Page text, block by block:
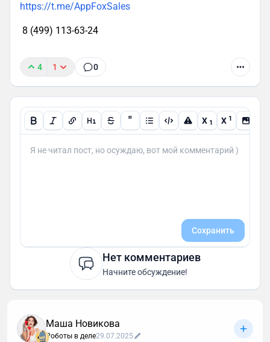
https://t.me/AppFoxSales
8 (499) 113-63-24
4 1 0
" X 1 X 1
Сохранить
Нет комментариев
Начните обсуждение!
Маша Новикова
Роботы в деле29.07.2025